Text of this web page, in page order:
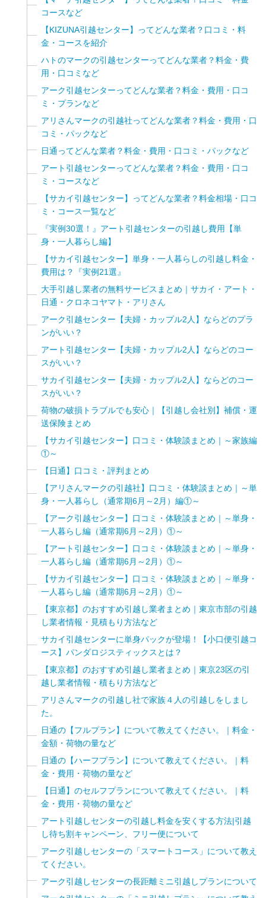
コースなど
【KIZUNA引越センター】ってどんな業者？口コミ・料
金・コースを紹介
ハトのマークの引越センターってどんな業者？料金・費
用・口コミなど
アーク引越センターってどんな業者？料金・費用・口コ
ミ・プランなど
アリさんマークの引越社ってどんな業者？料金・費用・口
コミ・パックなど
日通ってどんな業者？料金・費用・口コミ・パックなど
アート引越センターってどんな業者？料金・費用・口コ
ミ・コースなど
【サカイ引越センター】ってどんな業者？料金相場・口コ
ミ・コース一覧など
『実例30選！』アート引越センターの引越し費用【単
身・一人暮らし編】
【サカイ引越センター】単身・一人暮らしの引越し料金・
費用は？『実例21選』
大手引越し業者の無料サービスまとめ｜サカイ・アート・
日通・クロネコヤマト・アリさん
アーク引越センター【夫婦・カップル2人】ならどのプラ
ンがいい？
アート引越センター【夫婦・カップル2人】ならどのコー
スがいい？
サカイ引越センター【夫婦・カップル2人】ならどのコー
スがいい？
荷物の破損トラブルでも安心｜【引越し会社別】補償・運
送保険まとめ
【サカイ引越センター】口コミ・体験談まとめ｜～家族編
①～
【日通】口コミ・評判まとめ
【アリさんマークの引越社】口コミ・体験談まとめ｜～単
身・一人暮らし（通常期6月～2月）編①～
【アーク引越センター】口コミ・体験談まとめ｜～単身・
一人暮らし編（通常期6月～2月）①～
【アート引越センター】口コミ・体験談まとめ｜～単身・
一人暮らし編（通常期6月～2月）①～
【サカイ引越センター】口コミ・体験談まとめ｜～単身・
一人暮らし編（通常期6月～2月）①～
【東京都】のおすすめ引越し業者まとめ｜東京市部の引越
し業者情報・見積もり方法など
サカイ引越センターに単身パックが登場！【小口便引越コ
ース】パンダロジスティックスとは？
【東京都】のおすすめ引越し業者まとめ｜東京23区の引
越し業者情報・積もり方法など
アリさんマークの引越し社で家族４人の引越しをしまし
た。
日通の【フルプラン】について教えてください。｜料金・
金額・荷物の量など
日通の【ハーフプラン】について教えてください。｜料
金・費用・荷物の量など
【日通】のセルフプランについて教えてください。｜料
金・費用・荷物の量など
アート引越しセンターの引越し料金を安くする方法|引越
し待ち割キャンペーン、フリー便について
アーク引越しセンターの「スマートコース」について教え
てください。
アーク引越しセンターの長距離ミニ引越しプランについて